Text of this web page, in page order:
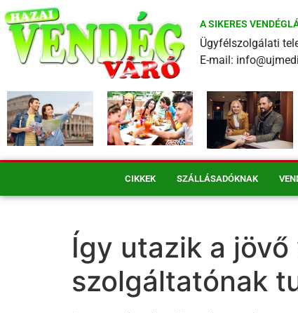
A SIKERES
Ügyfélszolgálati
E-mail:
CIKKEK SZÁLLÁSADÓKNAK
Így utazik a
szolgáltatónak